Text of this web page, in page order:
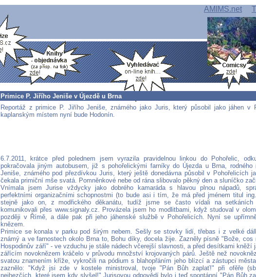
AMIMS.net
Primice P. Jiřího Jeniše v Újezdě u Brna
Reportáž z primice P. Jiřího Jeniše, známého jako Juris, který působil jako jáhen v
kaplanským místem nyní bude Hodonín.
6.7.2011, krátce před polednem jsem vyrazila pravidelnou linkou do Pohořelic,
pokračovala jiným autobusem, již s pohořelickými farníky do Újezda u Brna, rodného
Jeniše, známého pod přezdívkou Juris, který ještě donedávna působil v Pohořelicích
čekala primiční mše svatá. Pomněnkové nebe od rána slibovalo pěkný den a sluníčko
Vnímala jsem Jurise vždycky jako dobrého kamaráda s hlavou plnou nápadů,
perfektními organizačními schopnostmi (to bude asi i tím, že má před jménem titul
stejně jako on, z modřického děkanátu, tudíž jsme se často vídali na setkáních
komunikovali přes www.signaly.cz. Provázela jsem ho modlitbami, když studoval v
později v Římě, a dále pak při jeho jáhenské službě v Pohořelicích. Nyní se
knězem.
Primice se konala v parku pod širým nebem. Sešly se stovky lidí, třebas i z velké
známý a ve farnostech okolo Brna to, Bohu díky, docela žije. Zazněly písně "Bože, cos
Hospodinův září" - ve vzduchu je stále nádech včerejší slavnosti, a před desítkami kněží
zářícím novoknězem kráčelo v průvodu množství krojovaných párů. Ještě než
svatou znamením kříže, vykročili na pódium s blahopřáním jeho blízcí a zástupci
zaznělo: "Když jsi zde v kostele ministroval, tvoje "Pán Bůh zaplať!" při ofěře
nejhezčích, které jsem kdy slyšel!" Jurisovou odpovědí bylo i teď spontánní "Pán Bůh